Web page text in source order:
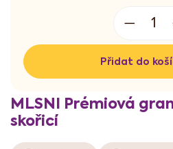
Přidat do
MLSNI Prémiová
skořicí